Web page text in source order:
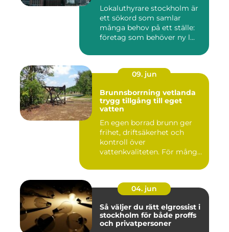
Lokaluthyrare stockholm är
ett sökord som samlar
många behov på ett ställe:
företag som behöver ny l...
09. jun
Brunnsborrning vetlanda
trygg tillgång till eget
vatten
En egen borrad brunn ger
frihet, driftsäkerhet och
kontroll över
vattenkvaliteten. För många
04. jun
Så väljer du rätt elgrossist i
stockholm för både proffs
och privatpersoner